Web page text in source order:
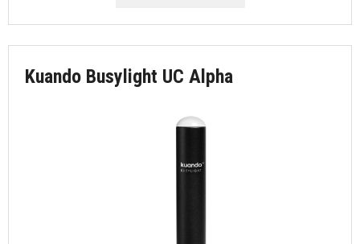
Kuando Busylight UC Alpha